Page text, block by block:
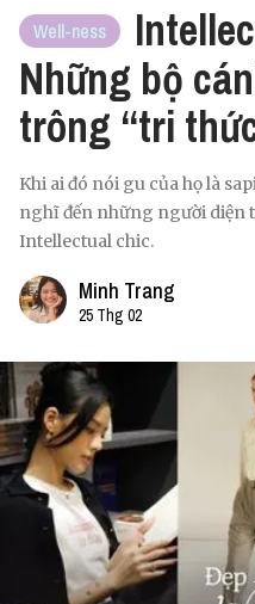
Well-ness
Những bộ
trông “tri
Khi ai đó nói gu của họ là
nghĩ đến những người diện
Intellectual chic.
Minh Trang
25 Thg 02